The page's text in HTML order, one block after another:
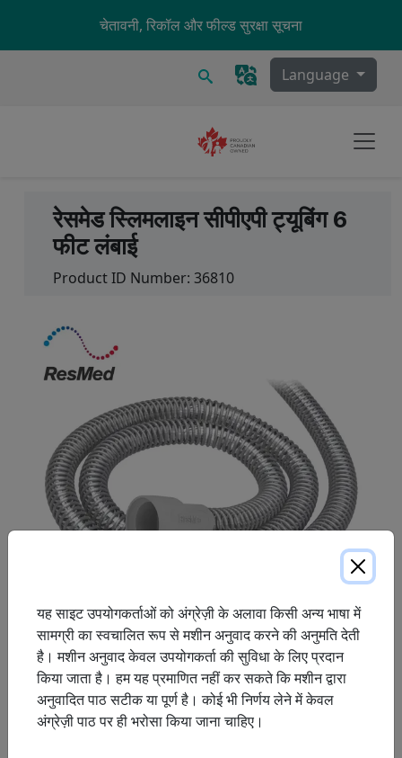
Skip to main content
चेतावनी, रिकॉल और फील्ड सुरक्षा सूचना
खोज Language
रेसमेड स्लिमलाइन सीपीएपी ट्यूबिंग 6
फीट लंबाई
Product ID Number: 36810
स्लिमलाइन ट्यूब 6 फीट लंबी है, जो रेसमेड की मानक ट्यूबिंग से 40% हल्की
और 20% पतली है। यह 35% कम जगह घेरती है, जिससे यह यात्रा करने
वालों के लिए आदर्श है।
यह साइट उपयोगकर्ताओं को अंग्रेज़ी के अलावा किसी अन्य भाषा में
सामग्री का स्वचालित रूप से मशीन अनुवाद करने की अनुमति देती
है। मशीन अनुवाद केवल उपयोगकर्ता की सुविधा के लिए प्रदान
किया जाता है। हम यह प्रमाणित नहीं कर सकते कि मशीन द्वारा
अनुवादित पाठ सटीक या पूर्ण है। कोई भी निर्णय लेने में केवल
अंग्रेज़ी पाठ पर ही भरोसा किया जाना चाहिए।